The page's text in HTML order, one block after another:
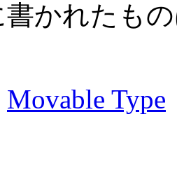
かれたも
Movable Type